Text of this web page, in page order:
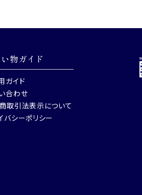
物ガイド
ガイド
合わせ
取引法表示について
バシーポリシー